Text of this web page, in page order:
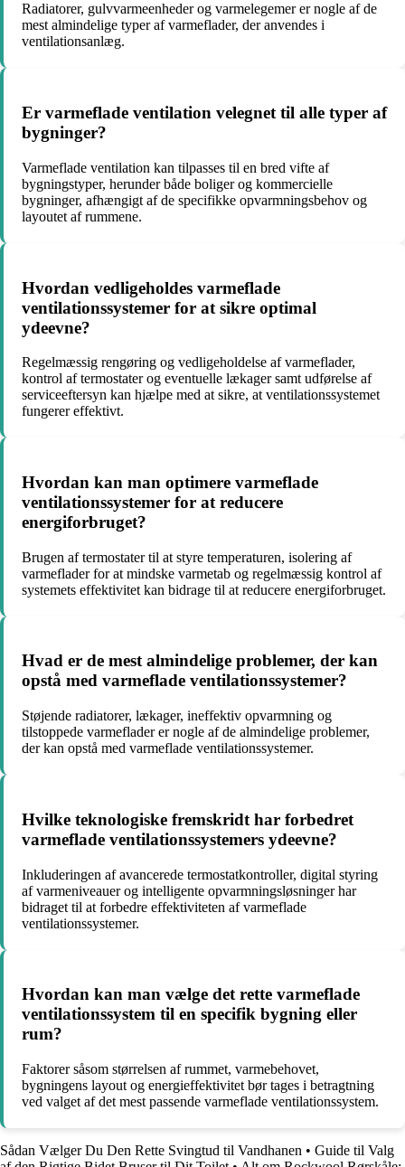
Radiatorer, gulvvarmeenheder og varmelegemer er nogle af de
mest almindelige typer af varmeflader, der anvendes i
ventilationsanlæg.
Er varmeflade ventilation velegnet til alle typer af
bygninger?
Varmeflade ventilation kan tilpasses til en bred vifte af
bygningstyper, herunder både boliger og kommercielle
bygninger, afhængigt af de specifikke opvarmningsbehov og
layoutet af rummene.
Hvordan vedligeholdes varmeflade
ventilationssystemer for at sikre optimal
ydeevne?
Regelmæssig rengøring og vedligeholdelse af varmeflader,
kontrol af termostater og eventuelle lækager samt udførelse af
serviceeftersyn kan hjælpe med at sikre, at ventilationssystemet
fungerer effektivt.
Hvordan kan man optimere varmeflade
ventilationssystemer for at reducere
energiforbruget?
Brugen af termostater til at styre temperaturen, isolering af
varmeflader for at mindske varmetab og regelmæssig kontrol af
systemets effektivitet kan bidrage til at reducere energiforbruget.
Hvad er de mest almindelige problemer, der kan
opstå med varmeflade ventilationssystemer?
Støjende radiatorer, lækager, ineffektiv opvarmning og
tilstoppede varmeflader er nogle af de almindelige problemer,
der kan opstå med varmeflade ventilationssystemer.
Hvilke teknologiske fremskridt har forbedret
varmeflade ventilationssystemers ydeevne?
Inkluderingen af avancerede termostatkontroller, digital styring
af varmeniveauer og intelligente opvarmningsløsninger har
bidraget til at forbedre effektiviteten af varmeflade
ventilationssystemer.
Hvordan kan man vælge det rette varmeflade
ventilationssystem til en specifik bygning eller
rum?
Faktorer såsom størrelsen af rummet, varmebehovet,
bygningens layout og energieffektivitet bør tages i betragtning
ved valget af det mest passende varmeflade ventilationssystem.
Sådan Vælger Du Den Rette Svingtud til Vandhanen • Guide til Valg